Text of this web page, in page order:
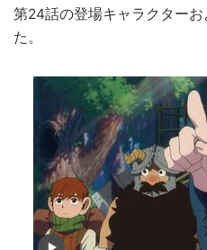
第24話の登場キャラクター
た。